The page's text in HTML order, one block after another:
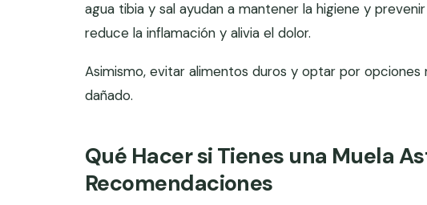
agua tibia y sal ayudan a mantener la higiene y
reduce la inflamación y alivia el dolor.
Asimismo, evitar alimentos duros y optar por
dañado.
Qué Hacer si Tienes una Muela
Recomendaciones